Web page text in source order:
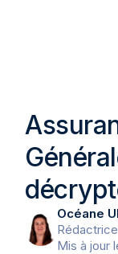
Océane
Mis à jour